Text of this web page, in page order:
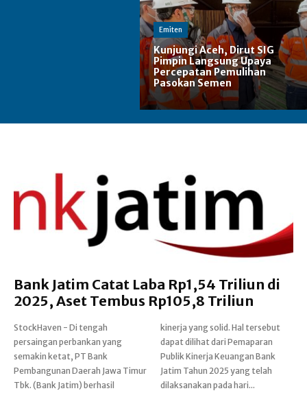
Emiten
Kunjungi Aceh, Dirut SIG
Pimpin Langsung Upaya
Percepatan Pemulihan
Pasokan Semen
Bank Jatim Catat Laba Rp1,54 Triliun di
2025, Aset Tembus Rp105,8 Triliun
StockHaven - Di tengah
persaingan perbankan yang
semakin ketat, PT Bank
Pembangunan Daerah Jawa Timur
Tbk. (Bank Jatim) berhasil
kinerja yang solid. Hal tersebut
dapat dilihat dari Pemaparan
Publik Kinerja Keuangan Bank
Jatim Tahun 2025 yang telah
dilaksanakan pada hari...